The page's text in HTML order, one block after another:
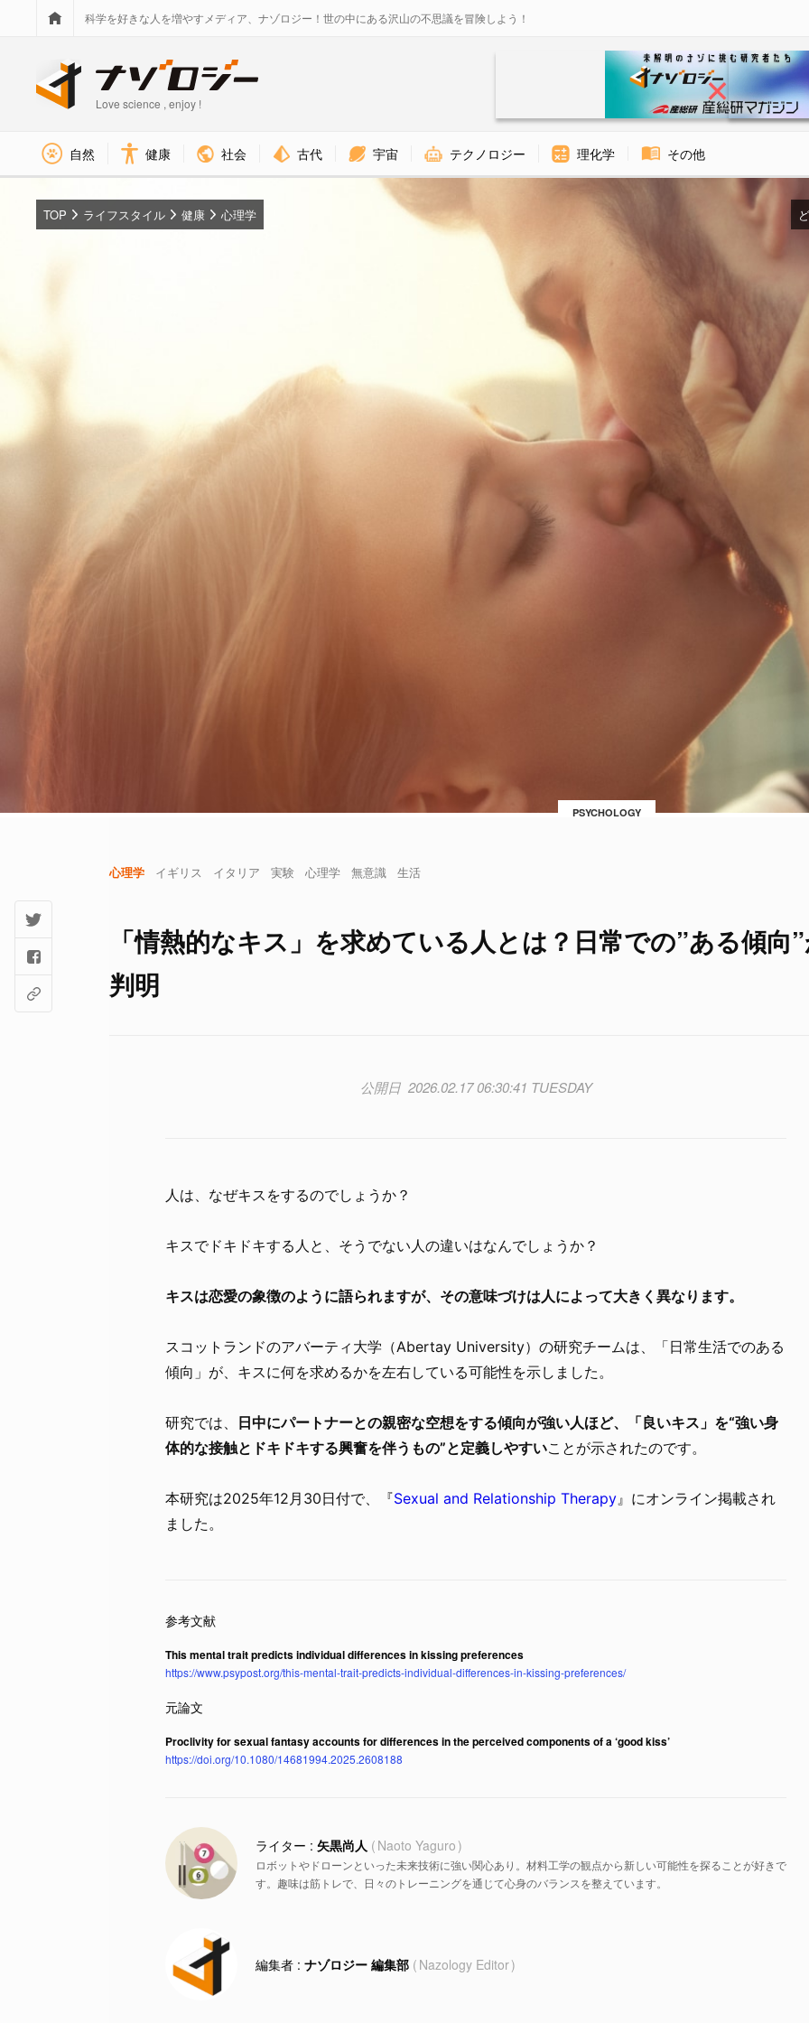
科学を好きな人を増やすメディア、ナゾロジー！世の中にある沢山の不思議を冒険しよう！
Love science , enjoy !
自然 健康 社会 古代 宇宙 テクノロジー 理化学 その他
PSYCHOLOGY
TOP ライフスタイル 健康 心理学
心理学 イギリス イタリア 実験 心理学 無意識 生活
「情熱的なキス」を求めている人とは？日常での”ある傾向
判明
2026.02.17 06:30:41 TUESDAY
人は、なぜキスをするのでしょうか？
キスでドキドキする人と、そうでない人の違いはなんでしょうか？
キスは恋愛の象徴のように語られますが、その意味づけは人によって大きく異なります。
スコットランドのアバーティ大学（Abertay University）の研究チームは、「日常生活でのある
傾向」が、キスに何を求めるかを左右している可能性を示しました。
研究では、
日中にパートナーとの親密な空想をする傾向が強い人ほど、「良いキス」を“強い身
体的な接触とドキドキする興奮を伴うもの”と定義しやすいことが示されたのです。
本研究は2025年12月30日付で、『Sexual and Relationship Therapy』にオンライン掲載され
ました。
This mental trait predicts individual differences in kissing preferences
https://www.psypost.org/this-mental-trait-predicts-individual-differences-in-kissing-preferences/
Proclivity for sexual fantasy accounts for differences in the perceived components of a ‘good kiss’
https://doi.org/10.1080/14681994.2025.2608188
矢黒尚人 Naoto Yaguro
ロボットやドローンといった未来技術に強い関心あり。材料工学の観点から新しい可能性を探ることが好きで
す。趣味は筋トレで、日々のトレーニングを通じて心身のバランスを整えています。
ナゾロジー 編集部 Nazology Editor